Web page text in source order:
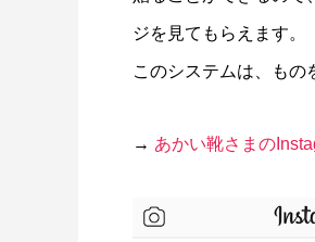
その３
2021.10.31
ジを見てもらえます。
このシステムは、もの
→ あかい靴さまの